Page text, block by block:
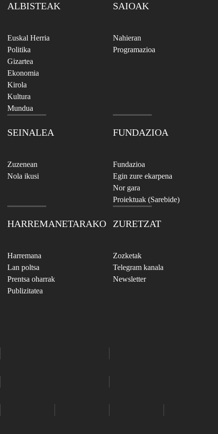
ALBISTEAK
Euskal Herria
Politika
Gizartea
Ekonomia
Kirola
Kultura
Mundua
SAIOAK
Nahieran
Programazioa
SEINALEA
Zuzenean
Nola ikusi
FUNDAZIOA
Fundazioa
Egin zure ekarpena
Nor gara
Proiektuak (Sarebide)
HARREMANETARAKO
Harremana
Lan poltsa
Prentsa oharrak
Publizitatea
ZURETZAT
Zozketak
Telegram kanala
Newsletter